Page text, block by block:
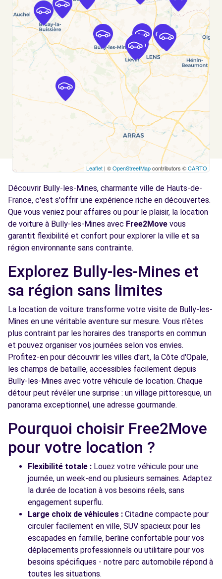
LOOS EN GOHELLE (C)
km
ROUTE DE BETHUNE
LOOS EN GOHELLE, FR-62, 62750
Voir l'agence
Free2move Rent - LES CHEVRONS SOFIDA -
BETHUNE (C)
km
avenue du president kennedy
BETHUNE, FR-62, 62400
Free2move Rent - SOFIDAP LENS - LOISON
SOUS LENS (P)
10.0
102 ROUTE DE LILLE
LOISON SOUS LENS, 62218
Voir l'agence
Free2Move Rent - GARAGE PORTE DE
FLANDRES - GPF - AUCHY-LES-MINES (C)
10.3
RUE ELSA TRIOLET
AUCHY-LES-MINES, 62138
Voir l'agence
Free2Move Rent - CHRYS - LOISON-SOUS-
LENS (C)
10.7
km
19 RUE DE L'ABBAYE
LOISON-SOUS-LENS, 62218
Free2Move Rent - SOFIDAP BRUAY LA
BUISSIERE - BRUAY-LA-BUISSIERE (C)
km
39 RUE DES FRERES LUMIERES
BRUAY-LA-BUISSIERE, 62700
Voir l'agence
Voir toutes les agences
Leaflet | ©OpenStreetMapcontributors ©CARTO
Découvrir Bully-les-Mines, charmante ville de Hauts-de-
France, c'est s'offrir une expérience riche en découvertes.
Que vous veniez pour affaires ou pour le plaisir, la location
de voiture à Bully-les-Mines avec Free2Move vous
garantit flexibilité et confort pour explorer la ville et sa
région environnante sans contrainte.
Explorez Bully-les-Mines et
sa région sans limites
La location de voiture transforme votre visite de Bully-les-
Mines en une véritable aventure sur mesure. Vous n'êtes
plus contraint par les horaires des transports en commun
et pouvez organiser vos journées selon vos envies.
Profitez-en pour découvrir les villes d'art, la Côte d'Opale,
les champs de bataille, accessibles facilement depuis
Bully-les-Mines avec votre véhicule de location. Chaque
détour peut révéler une surprise : un village pittoresque, un
panorama exceptionnel, une adresse gourmande.
Pourquoi choisir Free2Move
pour votre location ?
Flexibilité totale : Louez votre véhicule pour une
journée, un week-end ou plusieurs semaines. Adaptez
la durée de location à vos besoins réels, sans
engagement superflu.
Large choix de véhicules : Citadine compacte pour
circuler facilement en ville, SUV spacieux pour les
escapades en famille, berline confortable pour vos
déplacements professionnels ou utilitaire pour vos
besoins spécifiques - notre parc automobile répond à
toutes les situations.